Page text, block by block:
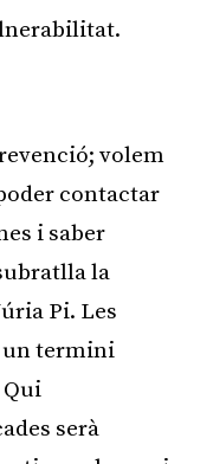
volem
contactar
i saber
la
Pi. Les
un termini
Qui
serà